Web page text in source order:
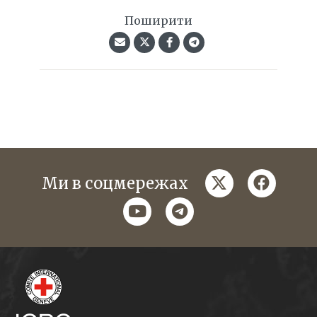
Поширити
Ми в соцмережах twitter
youtubetelegram